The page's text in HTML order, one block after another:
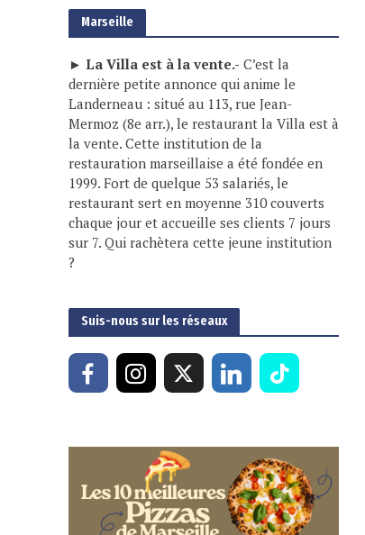
Marseille
► La Villa est à la vente.- C’est la
dernière petite annonce qui anime le
Landerneau : situé au 113, rue Jean-
Mermoz (8e arr.), le restaurant la Villa est à
la vente. Cette institution de la
restauration marseillaise a été fondée en
1999. Fort de quelque 53 salariés, le
restaurant sert en moyenne 310 couverts
chaque jour et accueille ses clients 7 jours
sur 7. Qui rachètera cette jeune institution
?
Suis-nous sur les réseaux